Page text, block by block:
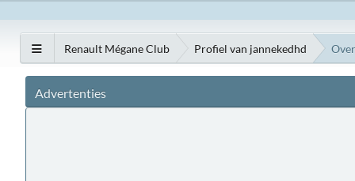
Renault Mégane Club Profiel van jannekedhd
Advertenties